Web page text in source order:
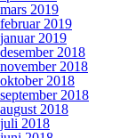
mars 2019
februar 2019
januar 2019
desember 2018
november 2018
oktober 2018
september 2018
august 2018
juli 2018